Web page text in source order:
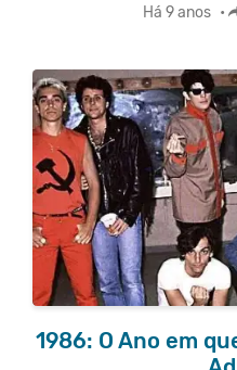
Há 9 anos •
1986: O Ano em